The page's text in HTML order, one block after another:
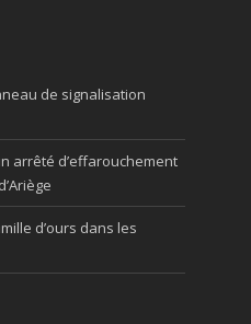
de signalisation
arrêté d’effarouchement
d’ours dans les